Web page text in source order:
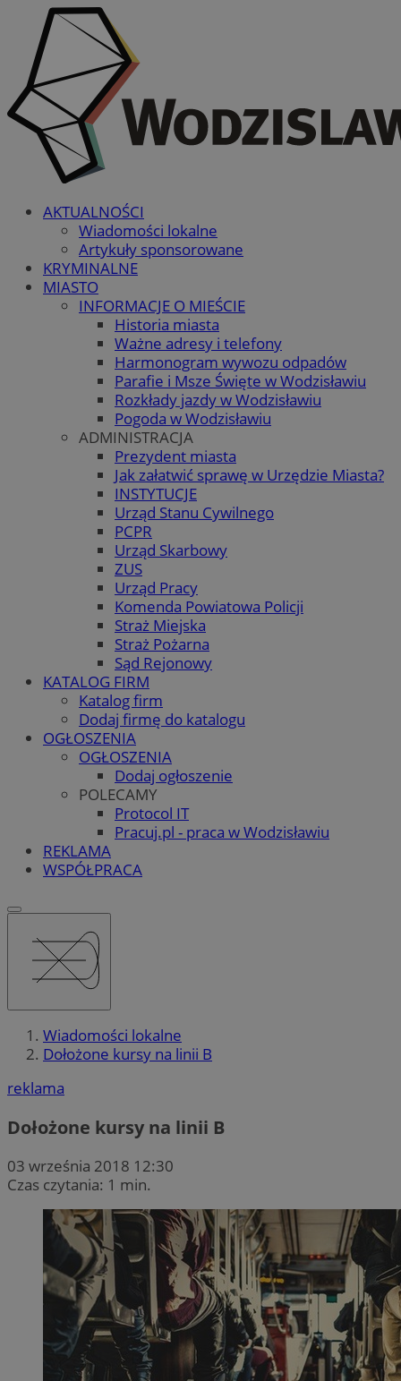
AKTUALNOŚCI
Wiadomości lokalne
Artykuły sponsorowane
KRYMINALNE
MIASTO
INFORMACJE O MIEŚCIE
Historia miasta
Ważne adresy i telefony
Harmonogram wywozu odpadów
Parafie i Msze Święte w Wodzisławiu
Rozkłady jazdy w Wodzisławiu
Pogoda w Wodzisławiu
ADMINISTRACJA
Prezydent miasta
Jak załatwić sprawę w Urzędzie Miasta?
INSTYTUCJE
Urząd Stanu Cywilnego
PCPR
Urząd Skarbowy
ZUS
Urząd Pracy
Komenda Powiatowa Policji
Straż Miejska
Straż Pożarna
Sąd Rejonowy
KATALOG FIRM
Katalog firm
Dodaj firmę do katalogu
OGŁOSZENIA
OGŁOSZENIA
Dodaj ogłoszenie
POLECAMY
Protocol IT
Pracuj.pl - praca w Wodzisławiu
REKLAMA
WSPÓŁPRACA
Wiadomości lokalne
Dołożone kursy na linii B
reklama
Dołożone kursy na linii B
03 września 2018 12:30
Czas czytania: 1 min.